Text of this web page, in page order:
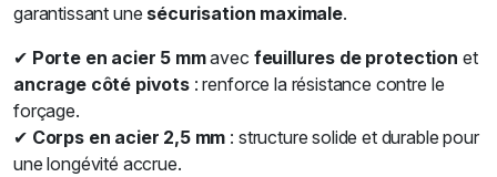
garantissant une sécurisation maximale.
✔ Porte en acier 5 mmavec feuillures de protection et
ancrage côté pivots: renforce la résistance contre le
forçage.
✔ Corps en acier 2,5 mm : structure solide et durable pour
une longévité accrue.